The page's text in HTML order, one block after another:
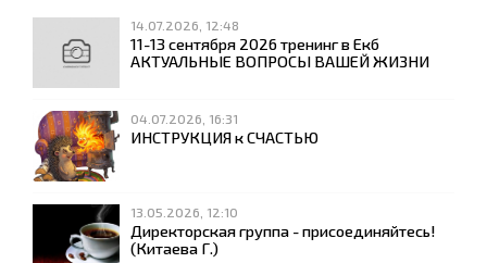
14.07.2026, 12:48
11-13 сентября 2026 тренинг в Екб
АКТУАЛЬНЫЕ ВОПРОСЫ ВАШЕЙ ЖИЗНИ
04.07.2026, 16:31
ИНСТРУКЦИЯ к СЧАСТЬЮ
13.05.2026, 12:10
Директорская группа - присоединяйтесь!
(Китаева Г.)